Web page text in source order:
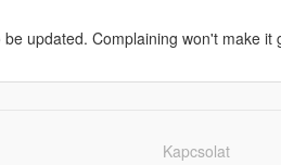
updated. Complaining won't make it
Kapcsolat